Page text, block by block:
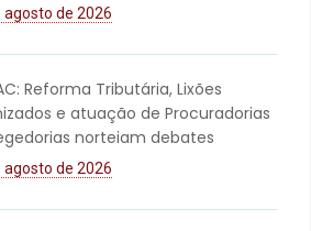
agosto de 2026
Reforma Tributária, Lixões
e atuação de Procuradorias
norteiam debates
agosto de 2026